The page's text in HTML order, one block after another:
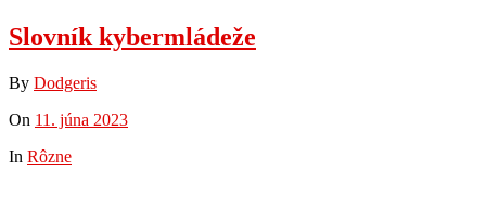
Slovník kybermládeže
By Dodgeris
On 11. júna 2023
In Rôzne